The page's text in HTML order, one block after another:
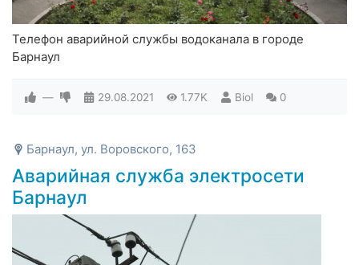
Телефон аварийной службы водоканала в городе
Барнаул
— 29.08.2021 1.77K Biol 0
Барнаул, ул. Воровского, 163
Аварийная служба электросети
Барнаул